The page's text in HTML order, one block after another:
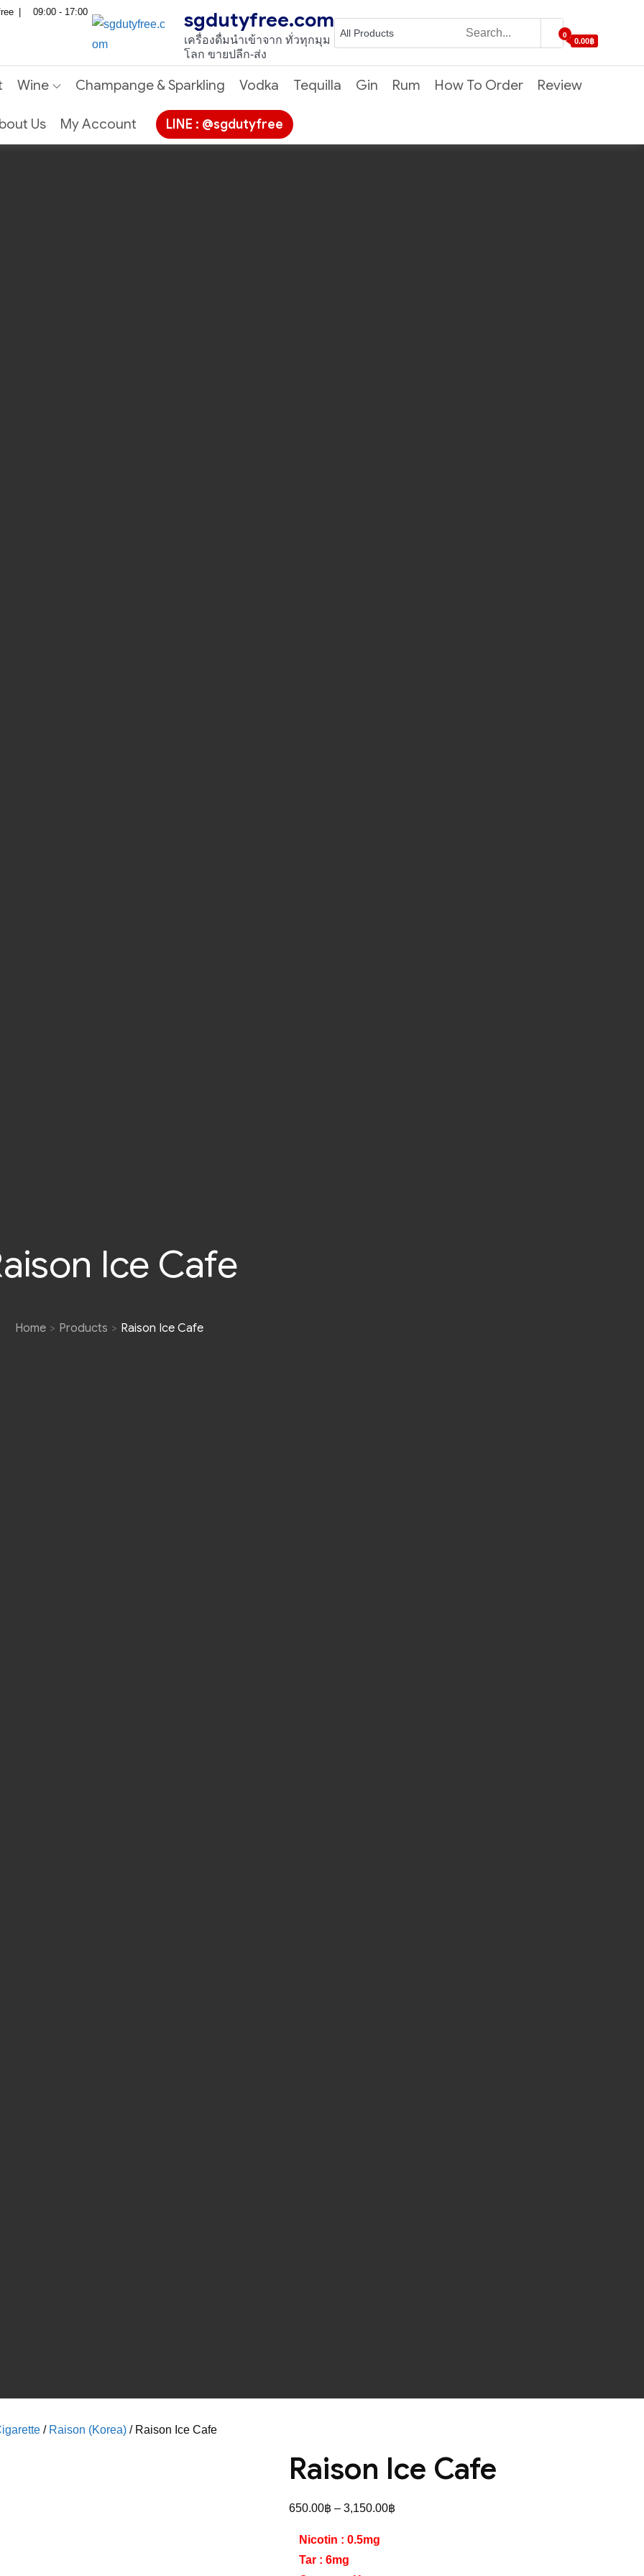
09:00 - 17:00 sgdutyfree.com
เครื่องดื่มนําเข้าจาก ทั่วทุกมุม
โลก ขายปลีก-ส่ง
0
0.00฿
Wine Champange & Sparkling Vodka Tequilla Gin Rum How To Order Review
Us My Account LINE : @sgdutyfree
Ice Cafe
Home Products Raison Ice Cafe
/ Raison (Korea) / Raison Ice Cafe
Raison Ice Cafe
650.00฿ – 3,150.00฿Price
Nicotin : 0.5mg
Tar : 6mg